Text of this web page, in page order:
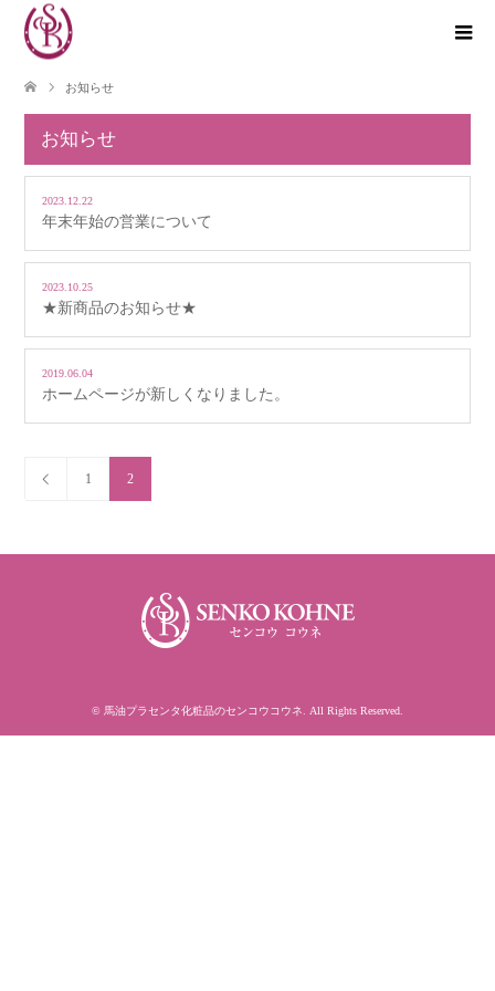
お知らせ
お知らせ
2023.12.22
年末年始の営業について
2023.10.25
★新商品のお知らせ★
2019.06.04
ホームページが新しくなりました。
1 2
© 馬油プラセンタ化粧品のセンコウコウネ. All Rights Reserved.